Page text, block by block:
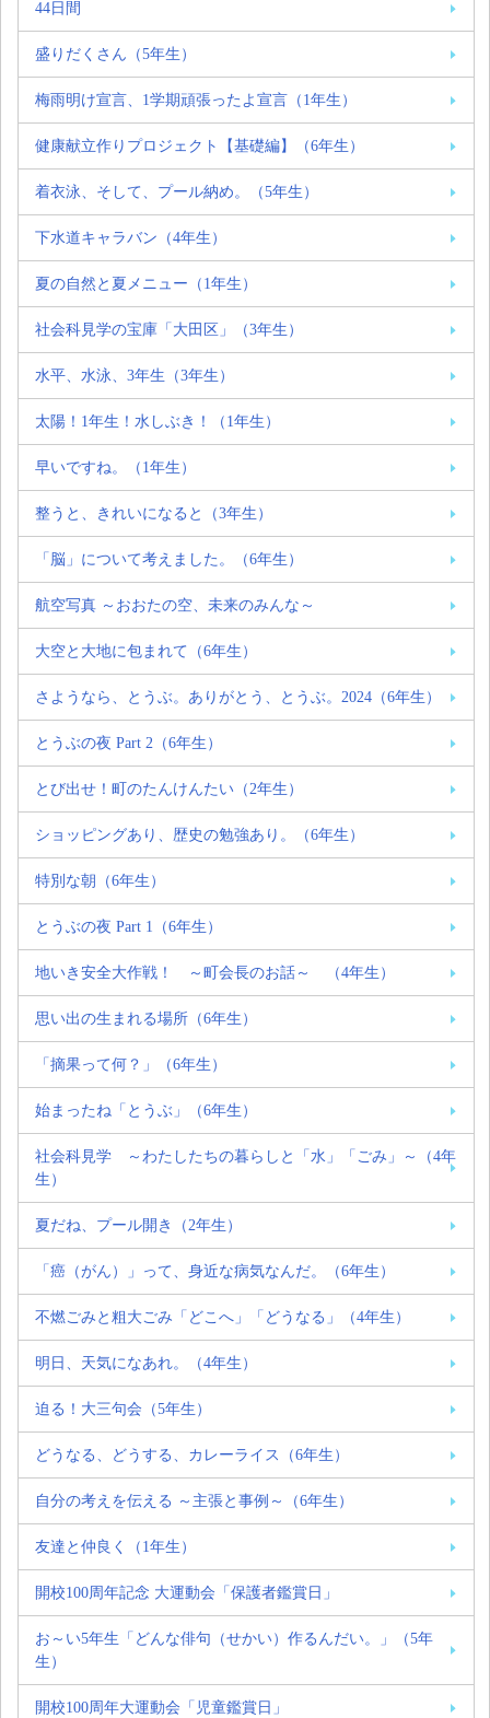
44日間
盛りだくさん（5年生）
梅雨明け宣言、1学期頑張ったよ宣言（1年生）
健康献立作りプロジェクト【基礎編】（6年生）
着衣泳、そして、プール納め。（5年生）
下水道キャラバン（4年生）
夏の自然と夏メニュー（1年生）
社会科見学の宝庫「大田区」（3年生）
水平、水泳、3年生（3年生）
太陽！1年生！水しぶき！（1年生）
早いですね。（1年生）
整うと、きれいになると（3年生）
「脳」について考えました。（6年生）
航空写真 ～おおたの空、未来のみんな～
大空と大地に包まれて（6年生）
さようなら、とうぶ。ありがとう、とうぶ。2024（6年生）
とうぶの夜 Part 2（6年生）
とび出せ！町のたんけんたい（2年生）
ショッピングあり、歴史の勉強あり。（6年生）
特別な朝（6年生）
とうぶの夜 Part 1（6年生）
地いき安全大作戦！ ～町会長のお話～ （4年生）
思い出の生まれる場所（6年生）
「摘果って何？」（6年生）
始まったね「とうぶ」（6年生）
社会科見学 ～わたしたちの暮らしと「水」「ごみ」～（4年
生）
夏だね、プール開き（2年生）
「癌（がん）」って、身近な病気なんだ。（6年生）
不燃ごみと粗大ごみ「どこへ」「どうなる」（4年生）
明日、天気になあれ。（4年生）
迫る！大三句会（5年生）
どうなる、どうする、カレーライス（6年生）
自分の考えを伝える ～主張と事例～（6年生）
友達と仲良く（1年生）
開校100周年記念 大運動会「保護者鑑賞日」
お～い5年生「どんな俳句（せかい）作るんだい。」（5年
生）
開校100周年大運動会「児童鑑賞日」